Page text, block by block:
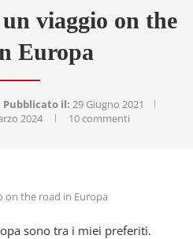
viaggio on the
Europa
Pubblicato il: 29 Giugno 2021
2024 10 commenti
on the road in Europa
sono tra i miei preferiti.